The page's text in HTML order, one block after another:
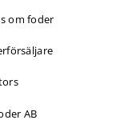
om foder
AB